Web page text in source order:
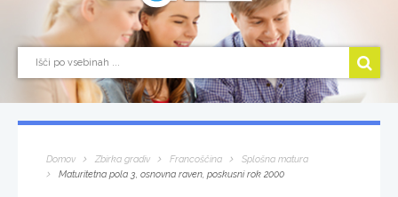
Domov Zbirka gradiv Francoščina
Splošna matura
Maturitetna pola 3, osnovna raven, poskusni rok 2000